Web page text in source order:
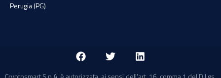
Perugia (PG)